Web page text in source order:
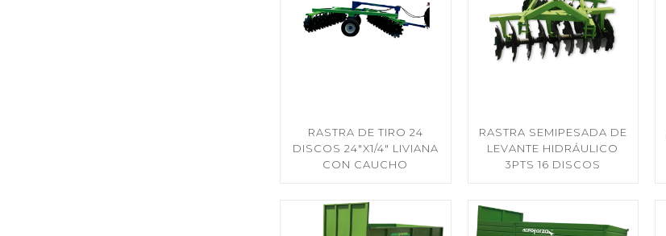
RASTRA DE TIRO 24
DISCOS 24″X1/4″ LIVIANA
CON CAUCHO
RASTRA SEMIPESADA DE
LEVANTE HIDRÁULICO
3PTS 16 DISCOS